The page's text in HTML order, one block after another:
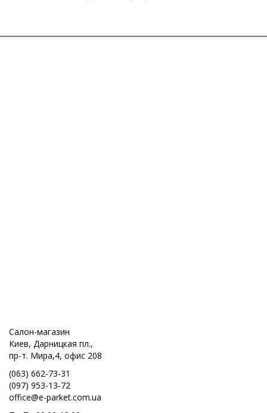
Салон-магазин
Киев, Дарницкая пл.,
пр-т. Мира,4, офис 208
(063) 662-73-31
(097) 953-13-72
office@e-parket.com.ua